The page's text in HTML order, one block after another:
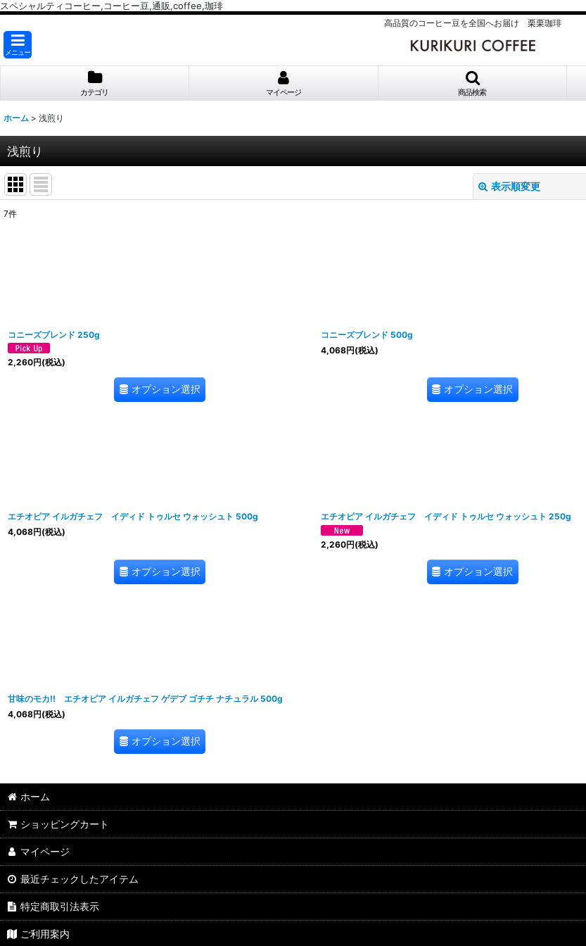
スペシャルティコーヒー,コーヒー豆,通販,coffee,珈琲
高品質のコーヒー豆を全国へお届け 栗栗珈琲
メニュー
カテゴリ マイページ 商品検索
ホーム > 浅煎り
浅煎り
表示順変更
7件
コニーズブレンド 250g
2,260円(税込)
オプション選択
コニーズブレンド 500g
4,068円(税込)
オプション選択
エチオピア イルガチェフ イディド トゥルセ ウォッシュト 500g
4,068円(税込)
オプション選択
エチオピア イルガチェフ イディド トゥルセ ウォッシュト 250g
2,260円(税込)
オプション選択
甘味のモカ!! エチオピア イルガチェフ ゲデブ ゴチチ ナチュラル 500g
4,068円(税込)
オプション選択
ホーム
ショッピングカート
マイページ
最近チェックしたアイテム
特定商取引法表示
ご利用案内